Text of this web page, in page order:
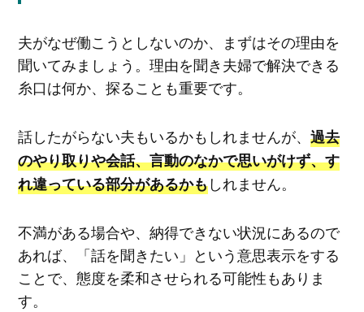
夫がなぜ働こうとしないのか、まずはその理由を
聞いてみましょう。理由を聞き夫婦で解決できる
糸口は何か、探ることも重要です。
話したがらない夫もいるかもしれませんが、 過去
のやり取りや会話、言動のなかで思いがけず、す
れ違っている部分があるかもしれません。
不満がある場合や、納得できない状況にあるので
あれば、「話を聞きたい」という意思表示をする
ことで、態度を柔和させられる可能性もありま
す。